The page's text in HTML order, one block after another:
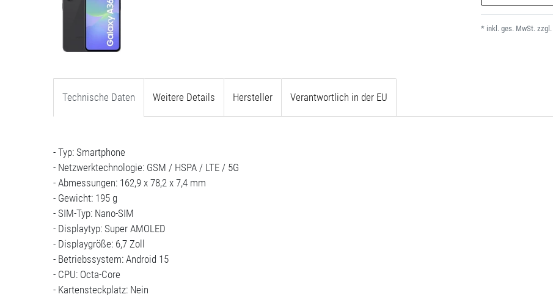
* inkl. ges. MwSt. zzgl.
Technische Daten Weitere Details Hersteller Verantwortlich in der EU
- Typ: Smartphone
- Netzwerktechnologie: GSM / HSPA / LTE / 5G
- Abmessungen: 162,9 x 78,2 x 7,4 mm
- Gewicht: 195 g
- SIM-Typ: Nano-SIM
- Displaytyp: Super AMOLED
- Displaygröße: 6,7 Zoll
- Betriebssystem: Android 15
- CPU: Octa-Core
- Kartensteckplatz: Nein